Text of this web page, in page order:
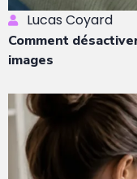
Lucas Coyard
Comment
images